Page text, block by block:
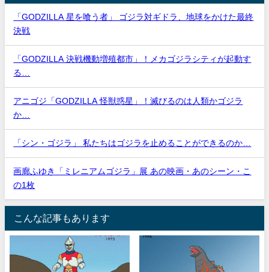
「GODZILLA 星を喰う者」 ゴジラ対ギドラ、地球をかけた最終
決戦
「GODZILLA 決戦機動増殖都市」！メカゴジラシティが起動す
る…
アニゴジ「GODZILLA 怪獣惑星」！滅びるのは人類かゴジラ
か…
「シン・ゴジラ」 私たちはゴジラを止めることができるのか…
画廊ふゆき「ミレニアムゴジラ」展 あの映画・あのシーン・こ
の1枚
こんな記事もあります